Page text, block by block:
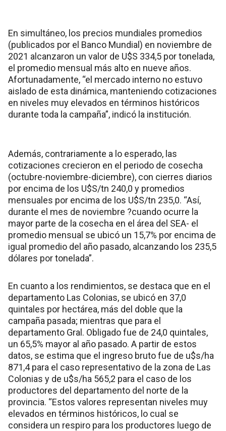
En simultáneo, los precios mundiales promedios
(publicados por el Banco Mundial) en noviembre de
2021 alcanzaron un valor de U$S 334,5 por tonelada,
el promedio mensual más alto en nueve años.
Afortunadamente, “el mercado interno no estuvo
aislado de esta dinámica, manteniendo cotizaciones
en niveles muy elevados en términos históricos
durante toda la campaña”, indicó la institución.
Además, contrariamente a lo esperado, las
cotizaciones crecieron en el periodo de cosecha
(octubre-noviembre-diciembre), con cierres diarios
por encima de los U$S/tn 240,0 y promedios
mensuales por encima de los U$S/tn 235,0. “Así,
durante el mes de noviembre ?cuando ocurre la
mayor parte de la cosecha en el área del SEA- el
promedio mensual se ubicó un 15,7% por encima de
igual promedio del año pasado, alcanzando los 235,5
dólares por tonelada”.
En cuanto a los rendimientos, se destaca que en el
departamento Las Colonias, se ubicó en 37,0
quintales por hectárea, más del doble que la
campaña pasada; mientras que para el
departamento Gral. Obligado fue de 24,0 quintales,
un 65,5% mayor al año pasado. A partir de estos
datos, se estima que el ingreso bruto fue de u$s/ha
871,4 para el caso representativo de la zona de Las
Colonias y de u$s/ha 565,2 para el caso de los
productores del departamento del norte de la
provincia. “Estos valores representan niveles muy
elevados en términos históricos, lo cual se
considera un respiro para los productores luego de